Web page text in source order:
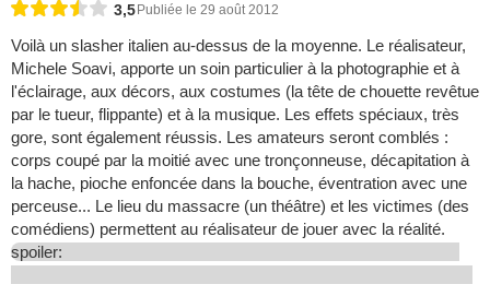
3,5 Publiée le 29 août 2012
Voilà un slasher italien au-dessus de la moyenne. Le réalisateur,
Michele Soavi, apporte un soin particulier à la photographie et à
l'éclairage, aux décors, aux costumes (la tête de chouette revêtue
par le tueur, flippante) et à la musique. Les effets spéciaux, très
gore, sont également réussis. Les amateurs seront comblés :
corps coupé par la moitié avec une tronçonneuse, décapitation à
la hache, pioche enfoncée dans la bouche, éventration avec une
perceuse... Le lieu du massacre (un théâtre) et les victimes (des
comédiens) permettent au réalisateur de jouer avec la réalité.
spoiler: